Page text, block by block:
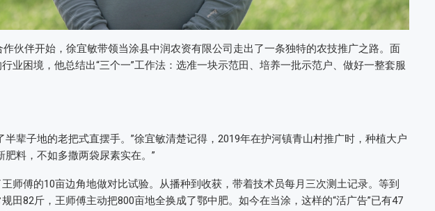
伙伴开始，徐宜敏带领当涂县中润农资有限公司走出了一条独特的农技推广之路。面
业困境，他总结出“三个一”工作法：选准一块示范田、培养一批示范户、做好一整套服
半辈子地的老把式直摆手。”徐宜敏清楚记得，2019年在护河镇青山村推广时，种植大户
肥料，不如多撒两袋尿素实在。”
师傅的10亩边角地做对比试验。从播种到收获，带着技术员每月三次测土记录。等到
田82斤，王师傅主动把800亩地全换成了鄂中肥。如今在当涂，这样的“活广告”已有47